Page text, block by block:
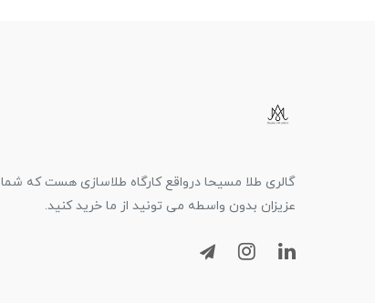
گالری طلا مسیحا درواقع کارگاه طلاسازی هست که شما
عزیزان بدون واسطه می تونید از ما خرید کنید.